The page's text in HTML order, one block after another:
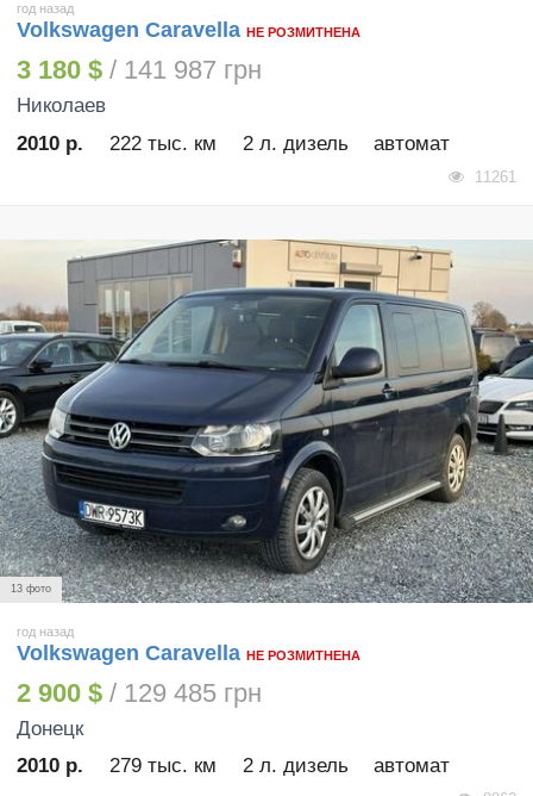
год назад
Volkswagen Caravella НЕ РОЗМИТНЕНА
3 180 $ / 141 987 грн
Николаев
2010 р.
222 тыс. км 2 л. дизель автомат
11261
13 фото
год назад
Volkswagen Caravella НЕ РОЗМИТНЕНА
2 900 $ / 129 485 грн
Донецк
2010 р.
279 тыс. км 2 л. дизель автомат